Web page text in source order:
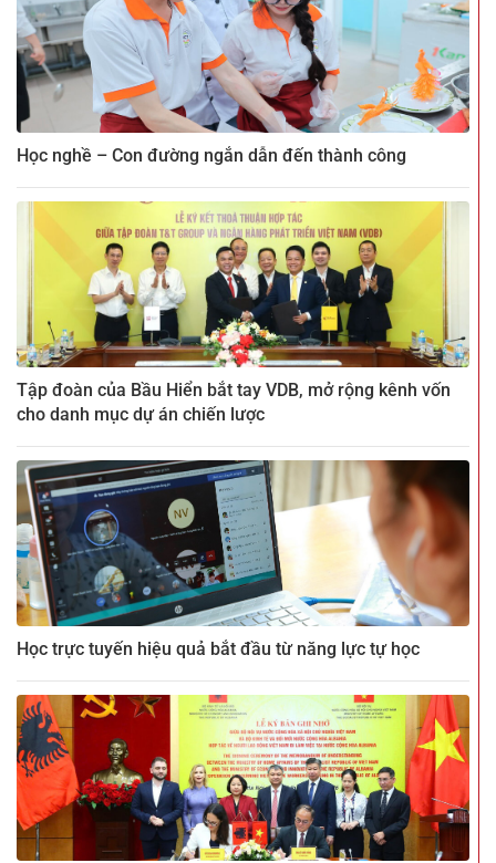
Học nghề – Con đường ngắn dẫn đến thành công
Tập đoàn của Bầu Hiển bắt tay VDB, mở rộng kênh vốn
cho danh mục dự án chiến lược
Học trực tuyến hiệu quả bắt đầu từ năng lực tự học